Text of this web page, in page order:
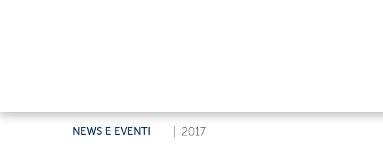
NEWS E EVENTI 2017